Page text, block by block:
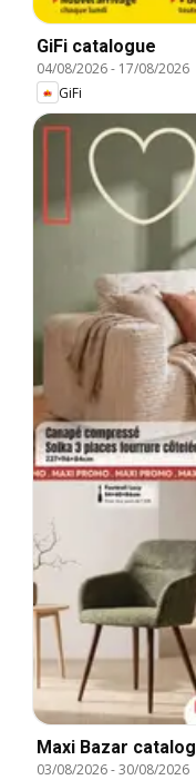
GiFi catalogue
04/08/2026- 17/08/2026
GiFi
Maxi Bazar
03/08/2026-30/08/2026